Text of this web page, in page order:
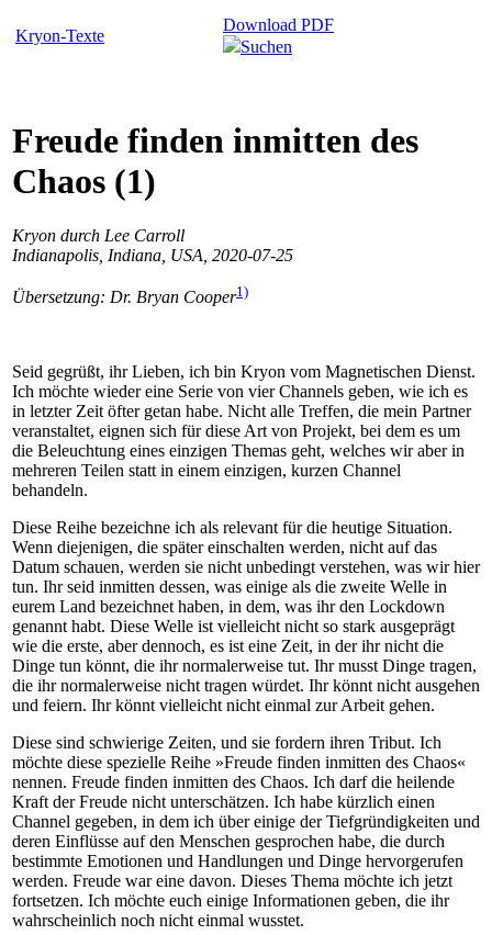
Kryon-Texte
Download PDF
Suchen
Freude finden inmitten des
Chaos (1)
Kryon durch Lee Carroll
Indianapolis, Indiana, USA, 2020-07-25
Übersetzung: Dr. Bryan Cooper1)
Seid gegrüßt, ihr Lieben, ich bin Kryon vom Magnetischen Dienst.
Ich möchte wieder eine Serie von vier Channels geben, wie ich es
in letzter Zeit öfter getan habe. Nicht alle Treffen, die mein Partner
veranstaltet, eignen sich für diese Art von Projekt, bei dem es um
die Beleuchtung eines einzigen Themas geht, welches wir aber in
mehreren Teilen statt in einem einzigen, kurzen Channel
behandeln.
Diese Reihe bezeichne ich als relevant für die heutige Situation.
Wenn diejenigen, die später einschalten werden, nicht auf das
Datum schauen, werden sie nicht unbedingt verstehen, was wir hier
tun. Ihr seid inmitten dessen, was einige als die zweite Welle in
eurem Land bezeichnet haben, in dem, was ihr den Lockdown
genannt habt. Diese Welle ist vielleicht nicht so stark ausgeprägt
wie die erste, aber dennoch, es ist eine Zeit, in der ihr nicht die
Dinge tun könnt, die ihr normalerweise tut. Ihr musst Dinge tragen,
die ihr normalerweise nicht tragen würdet. Ihr könnt nicht ausgehen
und feiern. Ihr könnt vielleicht nicht einmal zur Arbeit gehen.
Diese sind schwierige Zeiten, und sie fordern ihren Tribut. Ich
möchte diese spezielle Reihe »Freude finden inmitten des Chaos«
nennen. Freude finden inmitten des Chaos. Ich darf die heilende
Kraft der Freude nicht unterschätzen. Ich habe kürzlich einen
Channel gegeben, in dem ich über einige der Tiefgründigkeiten und
deren Einflüsse auf den Menschen gesprochen habe, die durch
bestimmte Emotionen und Handlungen und Dinge hervorgerufen
werden. Freude war eine davon. Dieses Thema möchte ich jetzt
fortsetzen. Ich möchte euch einige Informationen geben, die ihr
wahrscheinlich noch nicht einmal wusstet.